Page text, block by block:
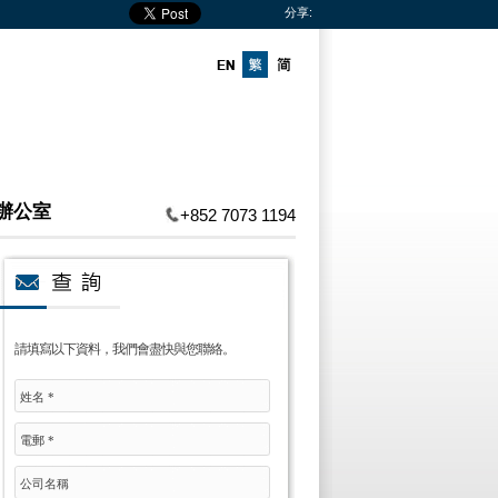
分享:
公室 +852 7073 1194
請填寫以下資料，我們會盡快與您聯絡。